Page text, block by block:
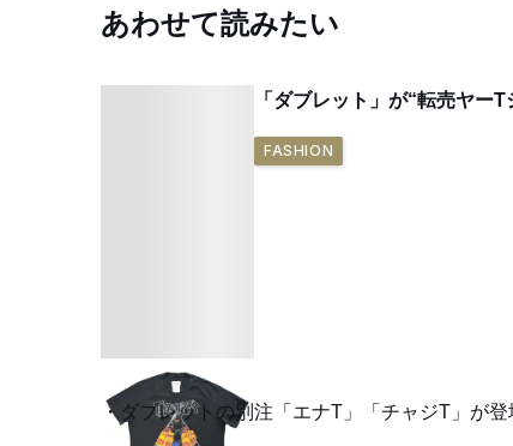
あわせて読みたい
「ダブレット」が“転売ヤ
FASHION
ダブレットの別注「エナT」「チャジT」が